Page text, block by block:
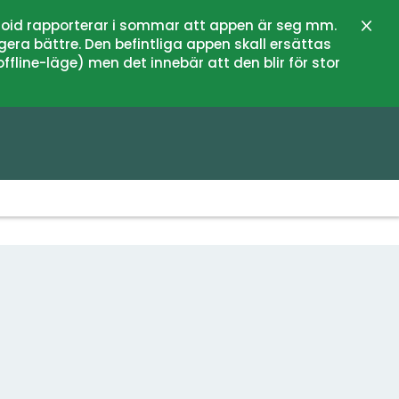
rapporterar i sommar att appen är seg mm.
bättre. Den befintliga appen skall ersättas
läge) men det innebär att den blir för stor